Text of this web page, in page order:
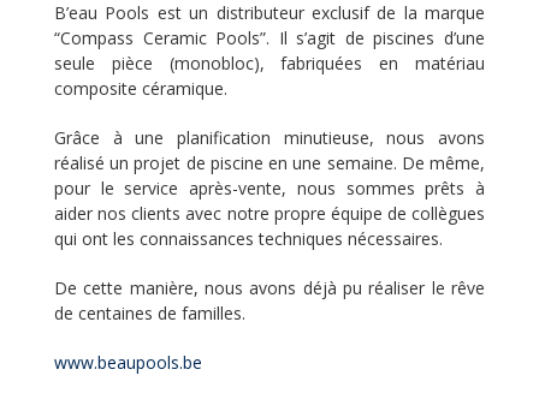
B’eau Pools est un distributeur exclusif de la marque
“Compass Ceramic Pools”. Il s’agit de piscines d’une
seule pièce (monobloc), fabriquées en matériau
composite céramique.
Grâce à une planification minutieuse, nous avons
réalisé un projet de piscine en une semaine. De même,
pour le service après-vente, nous sommes prêts à
aider nos clients avec notre propre équipe de collègues
qui ont les connaissances techniques nécessaires.
De cette manière, nous avons déjà pu réaliser le rêve
de centaines de familles.
www.beaupools.be